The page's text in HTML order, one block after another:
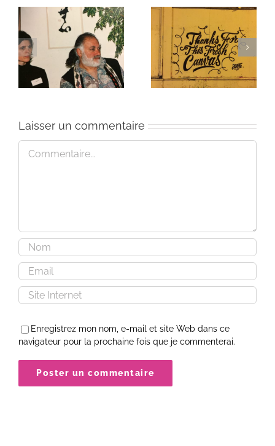
Une toile fraîche
Un bouquet d’écriture
et méditation
Laisser un commentaire
Commentaire
Enregistrez mon nom, e-mail et site Web dans ce
navigateur pour la prochaine fois que je commenterai.